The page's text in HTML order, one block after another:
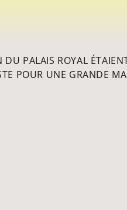
DU PALAIS ROYAL
POUR UNE GRANDE